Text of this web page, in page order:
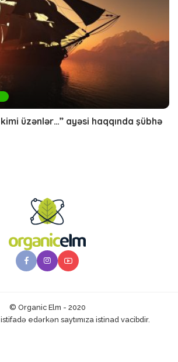
üzənlər…” ayəsi haqqında şübhə
© Organic Elm - 2020
edərkən saytımıza istinad vacibdir.